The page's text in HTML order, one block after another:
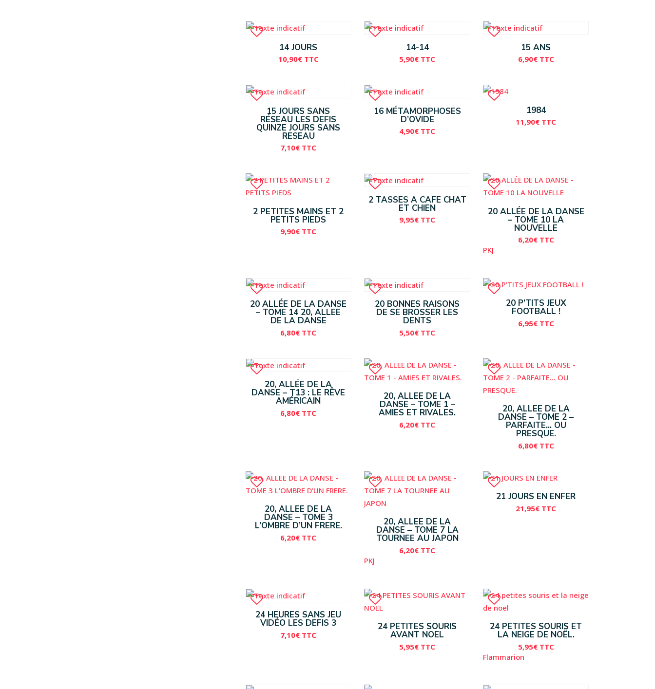
14 JOURS
10,90€ TTC
14-14
5,90€ TTC
15 ANS
6,90€ TTC
15 JOURS SANS
RÉSEAU LES DEFIS
QUINZE JOURS SANS
RESEAU
7,10€ TTC
16 MÉTAMORPHOSES
D’OVIDE
4,90€ TTC
1984
11,90€ TTC
2 PETITES MAINS ET 2
PETITS PIEDS
9,90€ TTC
2 TASSES A CAFE CHAT
ET CHIEN
9,95€ TTC
20 ALLÉE DE LA DANSE
– TOME 10 LA
NOUVELLE
6,20€ TTC
PKJ
20 ALLÉE DE LA DANSE
– TOME 14 20, ALLEE
DE LA DANSE
6,80€ TTC
20 BONNES RAISONS
DE SE BROSSER LES
DENTS
5,50€ TTC
20 P’TITS JEUX
FOOTBALL !
6,95€ TTC
20, ALLÉE DE LA
DANSE – T13 : LE RÊVE
AMÉRICAIN
6,80€ TTC
20, ALLEE DE LA
DANSE – TOME 1 –
AMIES ET RIVALES.
6,20€ TTC
20, ALLEE DE LA
DANSE – TOME 2 –
PARFAITE… OU
PRESQUE.
6,80€ TTC
20, ALLEE DE LA
DANSE – TOME 3
L’OMBRE D’UN FRERE.
6,20€ TTC
20, ALLEE DE LA
DANSE – TOME 7 LA
TOURNEE AU JAPON
6,20€ TTC
PKJ
21 JOURS EN ENFER
21,95€ TTC
24 HEURES SANS JEU
VIDÉO LES DEFIS 3
7,10€ TTC
24 PETITES SOURIS
AVANT NOEL
5,95€ TTC
24 PETITES SOURIS ET
LA NEIGE DE NOËL.
5,95€ TTC
Flammarion